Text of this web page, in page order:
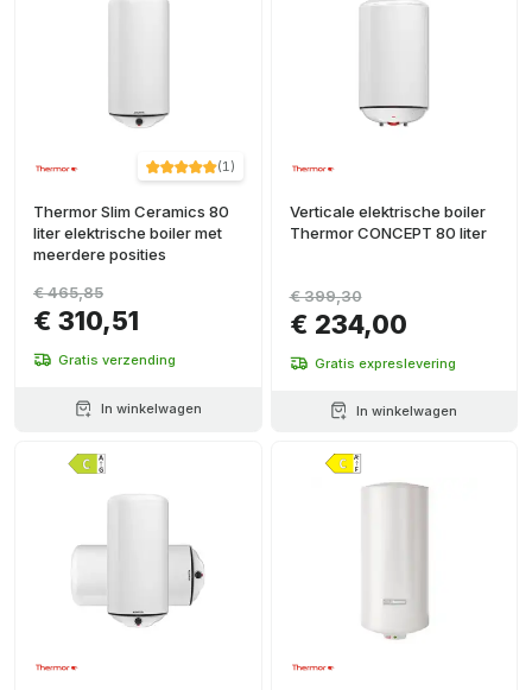
(1)
Thermor Slim Ceramics 80
liter elektrische boiler met
meerdere posities
€ 310,51
€ 465,85
Gratis verzending
In winkelwagen
Verticale elektrische boiler
Thermor CONCEPT 80 liter
€ 234,00
€ 399,30
Gratis expreslevering
In winkelwagen